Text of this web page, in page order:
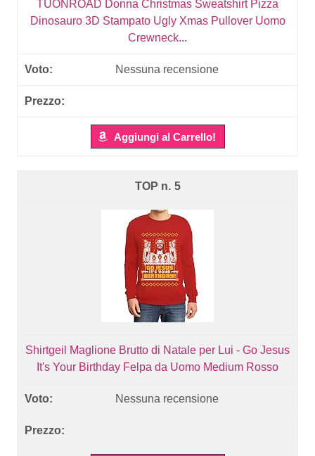
TUONROAD Donna Christmas Sweatshirt Pizza
Dinosauro 3D Stampato Ugly Xmas Pullover Uomo
Crewneck...
Nessuna recensione
Aggiungi al Carrello!
5
Shirtgeil Maglione Brutto di Natale per Lui - Go Jesus
It's Your Birthday Felpa da Uomo Medium Rosso
Nessuna recensione